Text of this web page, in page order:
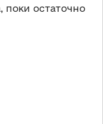
поки остаточно